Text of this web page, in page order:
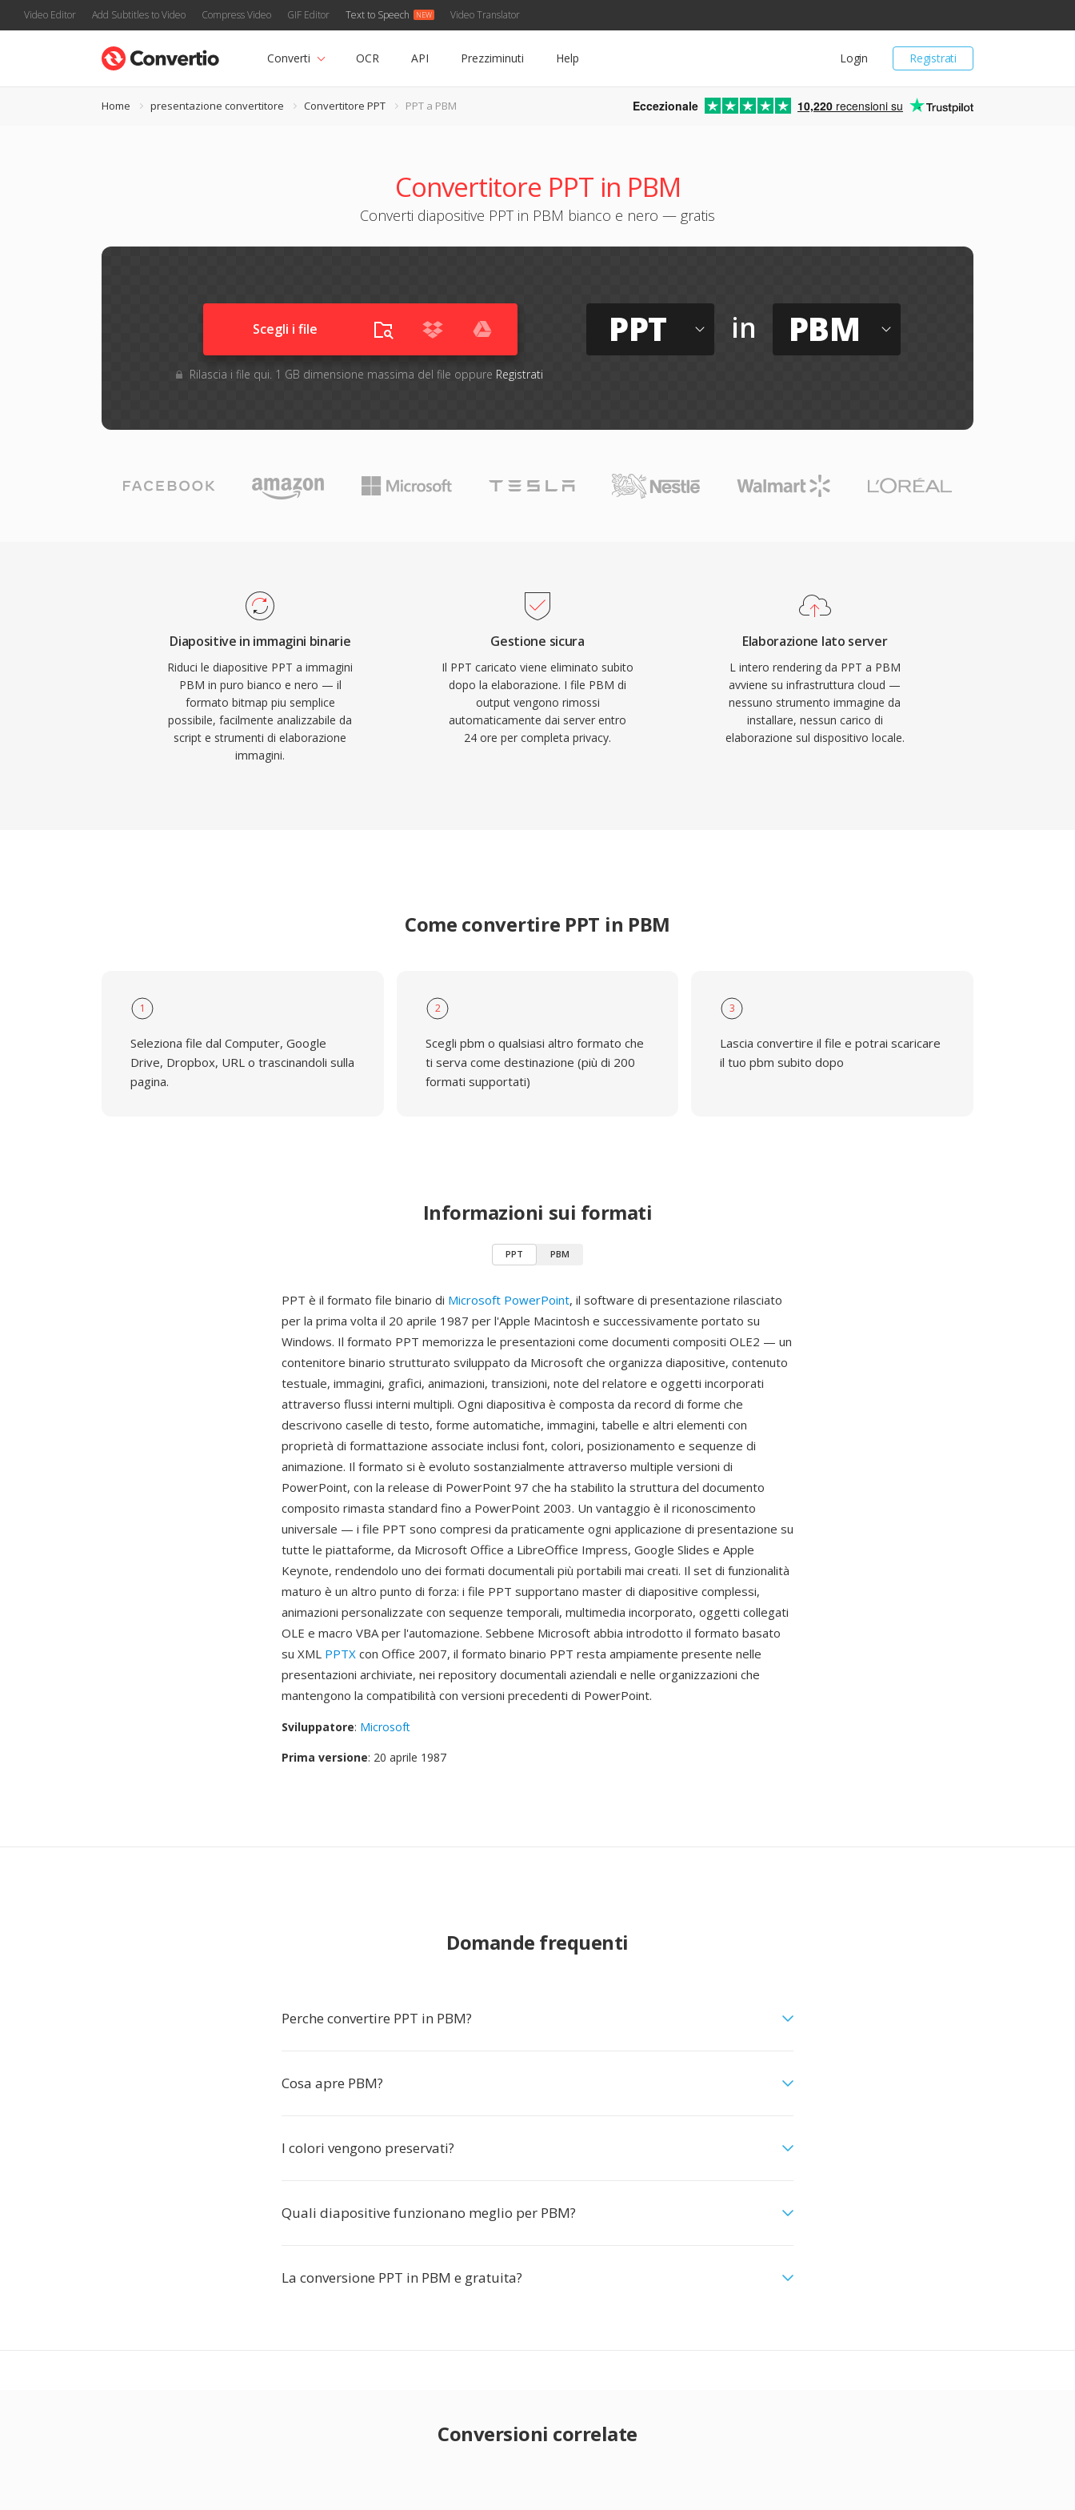
Video Editor Add Subtitles to Video Compress Video GIF Editor Text to Speech Video Translator
Registrati
Login
Converti OCR API Prezziminuti Help
Home presentazione convertitore Convertitore PPT PPT a PBM Eccezionale 10,220 recensioni su
Convertitore PPT in PBM
Converti diapositive PPT in PBM bianco e nero — gratis
Scegli i file
Rilascia i file qui. 1 GB dimensione massima del file oppure Registrati
PPT in PBM
Diapositive in immagini binarie
Riduci le diapositive PPT a immagini
PBM in puro bianco e nero — il
formato bitmap piu semplice
possibile, facilmente analizzabile da
script e strumenti di elaborazione
immagini.
Gestione sicura
Il PPT caricato viene eliminato subito
dopo la elaborazione. I file PBM di
output vengono rimossi
automaticamente dai server entro
24 ore per completa privacy.
Elaborazione lato server
L intero rendering da PPT a PBM
avviene su infrastruttura cloud —
nessuno strumento immagine da
installare, nessun carico di
elaborazione sul dispositivo locale.
Come convertire PPT in PBM
1
Seleziona file dal Computer, Google
Drive, Dropbox, URL o trascinandoli sulla
pagina.
2
Scegli pbm o qualsiasi altro formato che
ti serva come destinazione (più di 200
formati supportati)
3
Lascia convertire il file e potrai scaricare
il tuo pbm subito dopo
Informazioni sui formati
PPT PBM
PPT è il formato file binario di Microsoft PowerPoint, il software di presentazione rilasciato
per la prima volta il 20 aprile 1987 per l'Apple Macintosh e successivamente portato su
Windows. Il formato PPT memorizza le presentazioni come documenti compositi OLE2 — un
contenitore binario strutturato sviluppato da Microsoft che organizza diapositive, contenuto
testuale, immagini, grafici, animazioni, transizioni, note del relatore e oggetti incorporati
attraverso flussi interni multipli. Ogni diapositiva è composta da record di forme che
descrivono caselle di testo, forme automatiche, immagini, tabelle e altri elementi con
proprietà di formattazione associate inclusi font, colori, posizionamento e sequenze di
animazione. Il formato si è evoluto sostanzialmente attraverso multiple versioni di
PowerPoint, con la release di PowerPoint 97 che ha stabilito la struttura del documento
composito rimasta standard fino a PowerPoint 2003. Un vantaggio è il riconoscimento
universale — i file PPT sono compresi da praticamente ogni applicazione di presentazione su
tutte le piattaforme, da Microsoft Office a LibreOffice Impress, Google Slides e Apple
Keynote, rendendolo uno dei formati documentali più portabili mai creati. Il set di funzionalità
maturo è un altro punto di forza: i file PPT supportano master di diapositive complessi,
animazioni personalizzate con sequenze temporali, multimedia incorporato, oggetti collegati
OLE e macro VBA per l'automazione. Sebbene Microsoft abbia introdotto il formato basato
su XML PPTX con Office 2007, il formato binario PPT resta ampiamente presente nelle
presentazioni archiviate, nei repository documentali aziendali e nelle organizzazioni che
mantengono la compatibilità con versioni precedenti di PowerPoint.
Sviluppatore: Microsoft
Prima versione: 20 aprile 1987
Domande frequenti
Perche convertire PPT in PBM?
Cosa apre PBM?
I colori vengono preservati?
Quali diapositive funzionano meglio per PBM?
La conversione PPT in PBM e gratuita?
Conversioni correlate